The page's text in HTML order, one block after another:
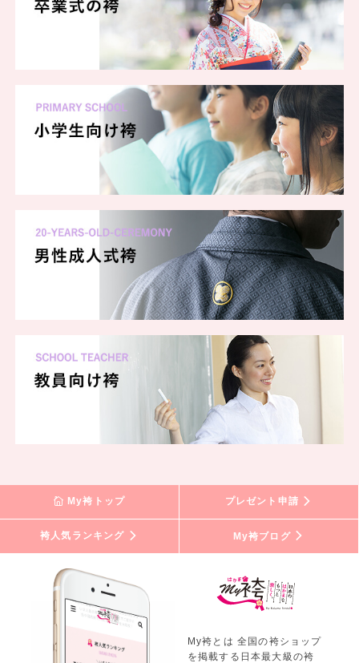
My袴トップ プレゼント申請
袴人気ランキング My袴ブログ
My袴とは 全国の袴ショップ
を掲載する日本最大級の袴